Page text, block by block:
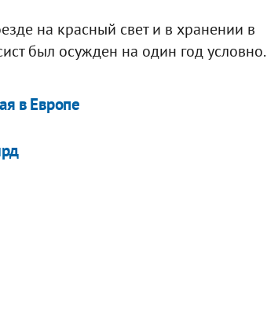
на красный свет и в хранении в
был осужден на один год условно.
в Европе